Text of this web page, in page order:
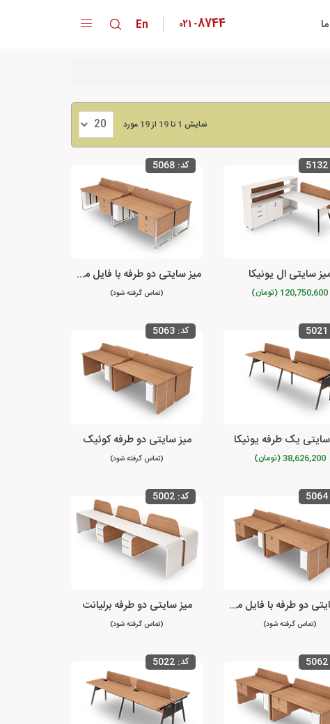
En 021 -8744
کارخانه
خانواده محصولات
گواهینامه ها
پیشنهادات و انتقادات
نمایش 1 تا19 از19 مورد
5132
سایتی ال یونیکا
120,750,600 (تومان)
کد: 5068
میز سایتی دو طرفه با فایل متصل کوئیک
(تماس گرفته شود)
5021
یک طرفه یونیکا
38,626,200 (تومان)
کد: 5063
میز سایتی دو طرفه کوئیک
(تماس گرفته شود)
5064
میز سایتی دو طرفه با فایل متصل کوئیک
(تماس گرفته شود)
کد: 5002
میز سایتی دو طرفه برلیانت
(تماس گرفته شود)
5062 کد: 5022